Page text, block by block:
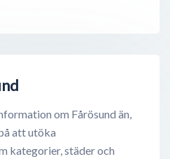
om Fårösund än,
att utöka
kategorier, städer och